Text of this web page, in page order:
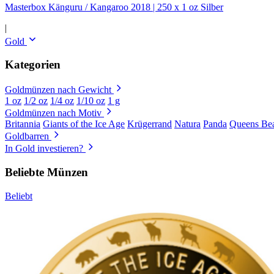
Masterbox Känguru / Kangaroo 2018 | 250 x 1 oz Silber
|
Gold
Kategorien
Goldmünzen nach Gewicht
1 oz 1/2 oz 1/4 oz 1/10 oz 1 g
Goldmünzen nach Motiv
Britannia Giants of the Ice Age Krügerrand Natura Panda Queens
Goldbarren
In Gold investieren?
Beliebte Münzen
Beliebt